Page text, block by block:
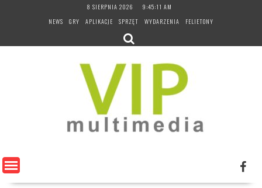
8 SIERPNIA 2026
9:45:12 AM
NEWS
GRY APLIKACJE SPRZĘT WYDARZENIA FELIETONY